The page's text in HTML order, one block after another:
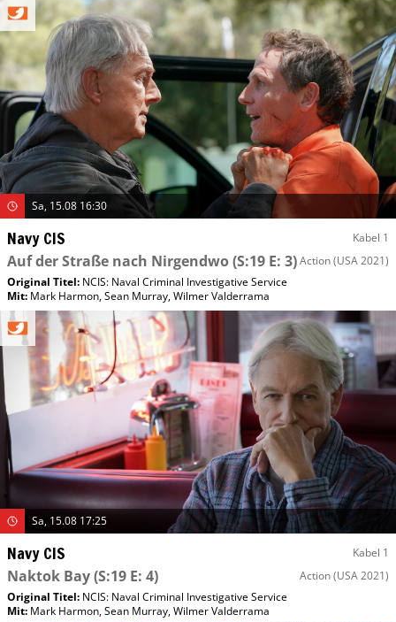
Sa, 15.08 16:30
Navy CIS Kabel 1
Auf der Straße nach Nirgendwo(S:19 E: 3)Action(USA 2021)
Original Titel: NCIS: Naval Criminal Investigative Service
Mit: Mark Harmon,Sean Murray,Wilmer Valderrama
Sa, 15.08 17:25
Navy CIS Kabel 1
Naktok Bay(S:19 E: 4) Action(USA 2021)
Original Titel: NCIS: Naval Criminal Investigative Service
Mit: Mark Harmon,Sean Murray,Wilmer Valderrama